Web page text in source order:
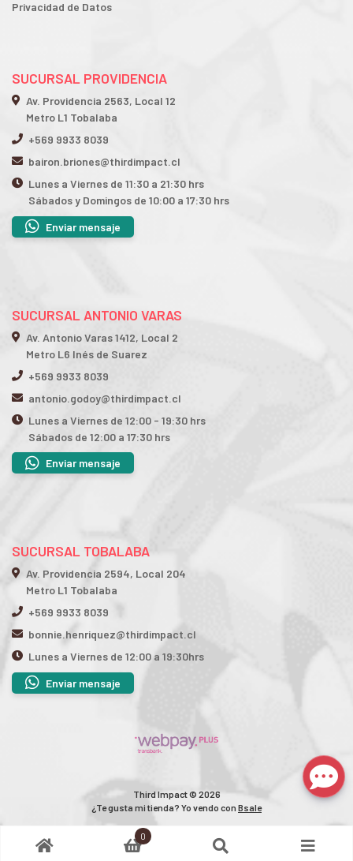
Privacidad de Datos
SUCURSAL PROVIDENCIA
Av. Providencia 2563, Local 12
Metro L1 Tobalaba
+569 9933 8039
bairon.briones@thirdimpact.cl
Lunes a Viernes de 11:30 a 21:30 hrs
Sábados y Domingos de 10:00 a 17:30 hrs
Enviar mensaje
SUCURSAL ANTONIO VARAS
Av. Antonio Varas 1412, Local 2
Metro L6 Inés de Suarez
+569 9933 8039
antonio.godoy@thirdimpact.cl
Lunes a Viernes de 12:00 - 19:30 hrs
Sábados de 12:00 a 17:30 hrs
Enviar mensaje
SUCURSAL TOBALABA
Av. Providencia 2594, Local 204
Metro L1 Tobalaba
+569 9933 8039
bonnie.henriquez@thirdimpact.cl
Lunes a Viernes de 12:00 a 19:30hrs
Enviar mensaje
Third Impact © 2026
¿Te gusta mi tienda? Yo vendo con Bsale
0